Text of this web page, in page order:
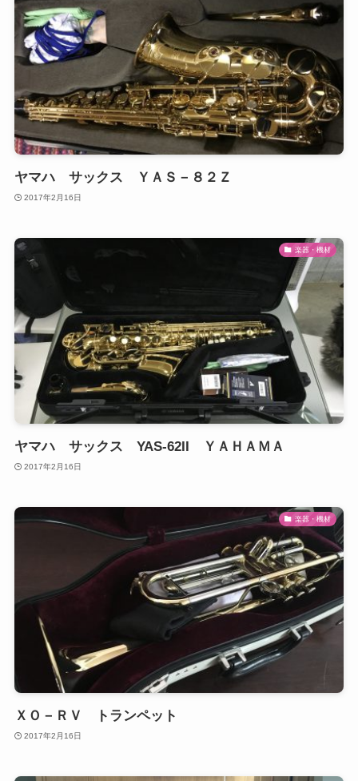
ヤマハ サックス ＹＡＳ－８２Ｚ
2017年2月16日
楽器・機材
ヤマハ サックス YAS-62II ＹＡＨＡＭＡ
2017年2月16日
楽器・機材
ＸＯ－ＲＶ トランペット
2017年2月16日